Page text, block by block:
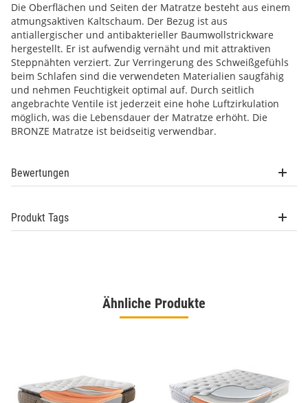
Die Oberflächen und Seiten der Matratze besteht aus einem
atmungsaktiven Kaltschaum. Der Bezug ist aus
antiallergischer und antibakterieller Baumwollstrickware
hergestellt. Er ist aufwendig vernäht und mit attraktiven
Steppnähten verziert. Zur Verringerung des Schweißgefühls
beim Schlafen sind die verwendeten Materialien saugfähig
und nehmen Feuchtigkeit optimal auf. Durch seitlich
angebrachte Ventile ist jederzeit eine hohe Luftzirkulation
möglich, was die Lebensdauer der Matratze erhöht. Die
BRONZE Matratze ist beidseitig verwendbar.
Bewertungen
Produkt Tags
Ähnliche Produkte